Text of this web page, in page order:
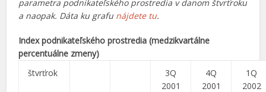
parametra podnikateľského prostredia v danom štvrťroku
a naopak. Dáta ku grafu nájdete tu.
Index podnikateľského prostredia (medzikvartálne
percentuálne zmeny)
štvrťrok
3Q
2001
4Q
2001
1Q
2002